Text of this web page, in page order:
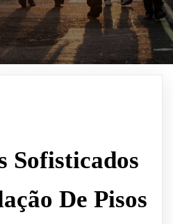
Sofisticados
De Pisos